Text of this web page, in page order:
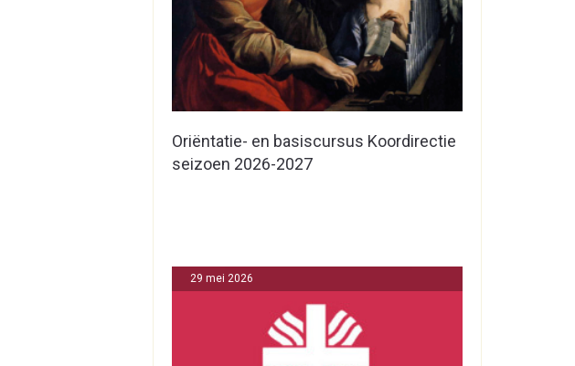
Oriëntatie- en basiscursus Koordirectie
seizoen 2026-2027
29 mei 2026